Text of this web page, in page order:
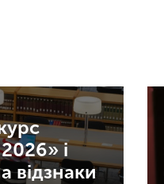
і
відзнаки